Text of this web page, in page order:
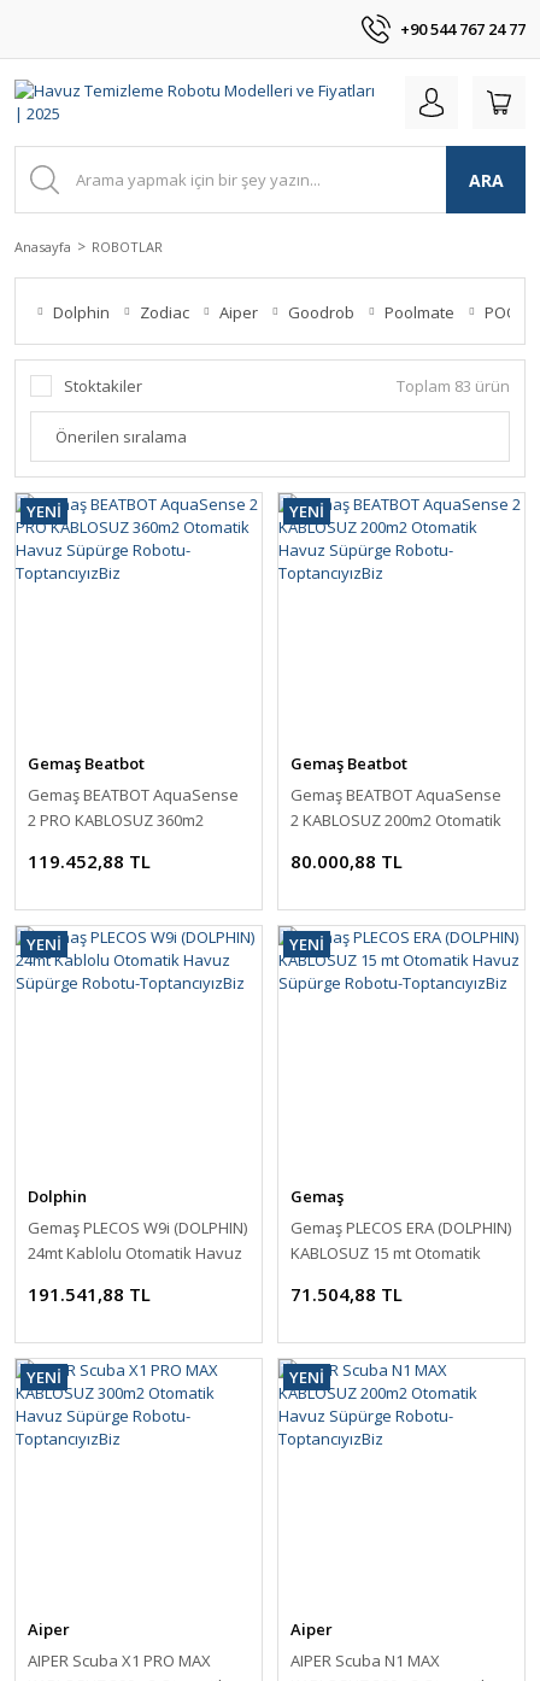
+90 544 767 24 77
ARA
Anasayfa ROBOTLAR
Dolphin Zodiac Aiper Goodrob Poolmate
Stoktakiler Toplam 83 ürün
YENİ
Gemaş Beatbot
Gemaş BEATBOT AquaSense
2 PRO KABLOSUZ 360m2
Robotu-ToptancıyızBiz
119.452,88 TL
YENİ
Gemaş Beatbot
Gemaş BEATBOT AquaSense
2 KABLOSUZ 200m2 Otomatik
ToptancıyızBiz
80.000,88 TL
YENİ
Dolphin
Gemaş PLECOS W9i (DOLPHIN)
24mt Kablolu Otomatik Havuz
ToptancıyızBiz
191.541,88 TL
YENİ
Gemaş
Gemaş PLECOS ERA (DOLPHIN)
KABLOSUZ 15 mt Otomatik
ToptancıyızBiz
71.504,88 TL
YENİ
Aiper
AIPER Scuba X1 PRO MAX
YENİ
Aiper
AIPER Scuba N1 MAX